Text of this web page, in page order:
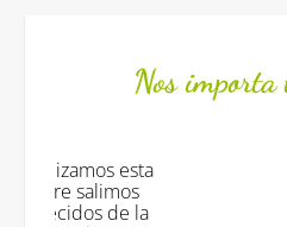
Nos
Las dinámicas
divertidas y